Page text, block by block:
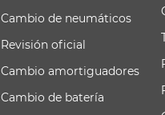
Cambio de neumáticos
Revisión oficial
Cambio amortiguadores
Cambio de batería